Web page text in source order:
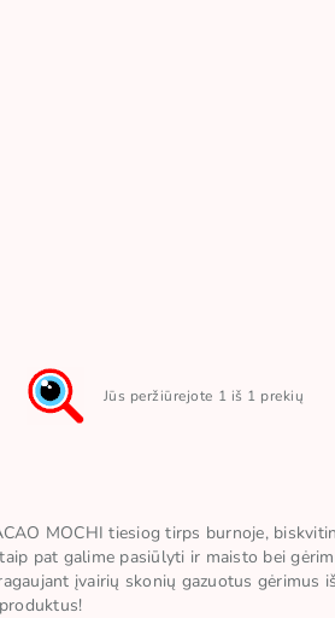
Jūs peržiūrejote 1 iš 1 prekių
MOCHI tiesiog tirps burnoje,
pat galime pasiūlyti ir maisto bei
įvairių skonių gazuotus gėrimus